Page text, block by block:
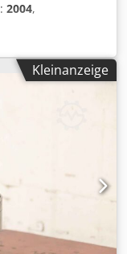
2004,
Baujahr:
3x400
125
210 mm
Ø69,85: 176-
max. 40 t.
4900 Kg
Spindelpaar (1x
Ø80 mm)
Kleinanzeige